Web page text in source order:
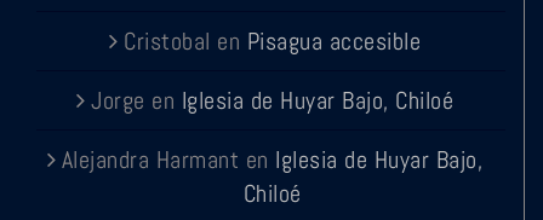
Cristobal en Pisagua accesible
Jorge en Iglesia de Huyar Bajo, Chiloé
Alejandra Harmant en Iglesia de Huyar Bajo,
Chiloé